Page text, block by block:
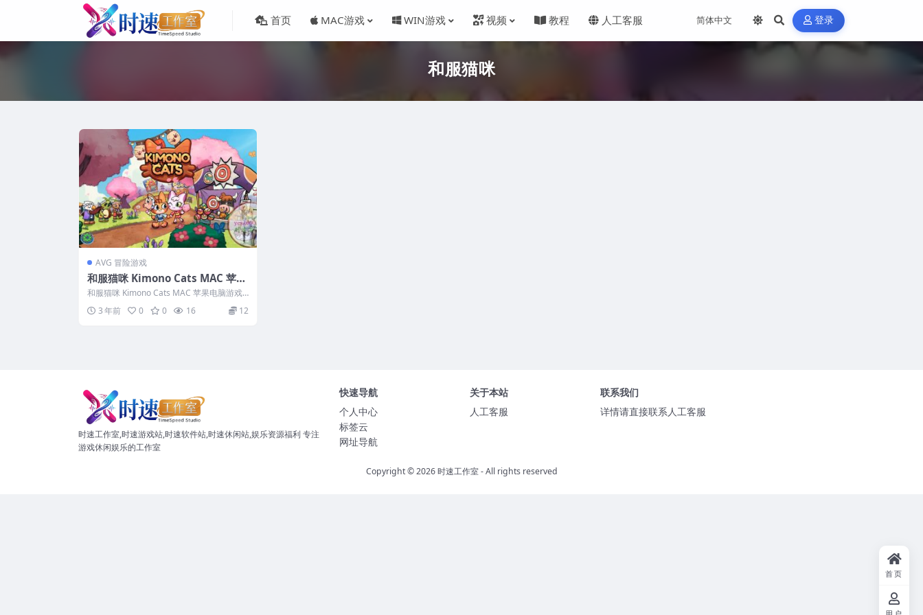
首页 MAC游戏 WIN游戏 视频 教程 人工客服 登录
和服猫咪
AVG 冒险游戏
和服猫咪 Kimono Cats MAC 苹果
电脑游戏 原生中文版
和服猫咪 Kimono Cats MAC 苹果电脑游戏
3 年前 0 0 16 12
时速工作室,时速游戏站,时速软件站,时速休闲站,娱乐资源福利 专注
游戏休闲娱乐的工作室
快速导航
个人中心
标签云
网址导航
关于本站
人工客服
联系我们
详情请直接联系人工客服
Copyright © 2026时速工作室- All rights reserved
首页